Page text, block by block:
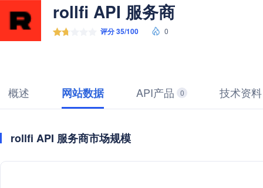
rollfi API 服务商
评分 35/100 0
概述 网站数据 API产品 0 技术资料
rollfi API 服务商市场规模